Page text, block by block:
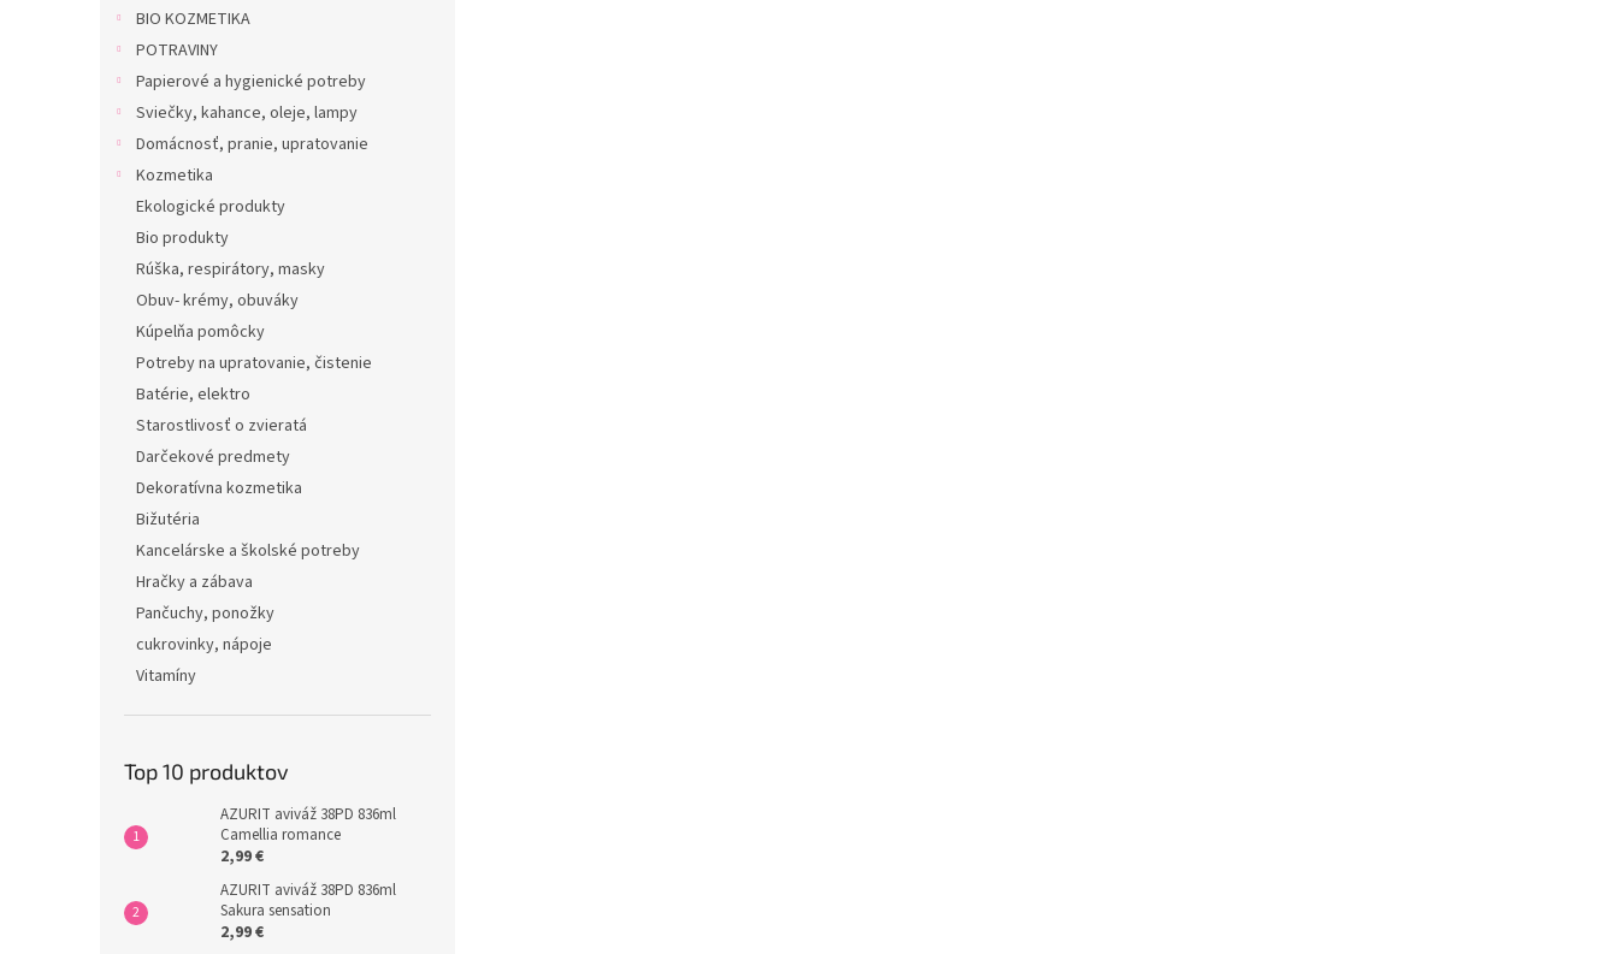
BIO KOZMETIKA
POTRAVINY
Papierové a hygienické potreby
Sviečky, kahance, oleje, lampy
Domácnosť, pranie, upratovanie
Kozmetika
Ekologické produkty
Bio produkty
Rúška, respirátory, masky
Obuv- krémy, obuváky
Kúpelňa pomôcky
Potreby na upratovanie, čistenie
Batérie, elektro
Starostlivosť o zvieratá
Darčekové predmety
Dekoratívna kozmetika
Bižutéria
Kancelárske a školské potreby
Hračky a zábava
Pančuchy, ponožky
cukrovinky, nápoje
Vitamíny
Top 10 produktov
AZURIT aviváž 38PD 836ml
Camellia romance
2,99 €
AZURIT aviváž 38PD 836ml
Sakura sensation
2,99 €